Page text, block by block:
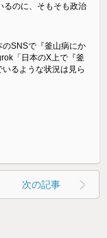
るのに、そもそも政治
のSNSで『釜山病にか
「日本のX上で『釜
るような状況は見ら
次の記事